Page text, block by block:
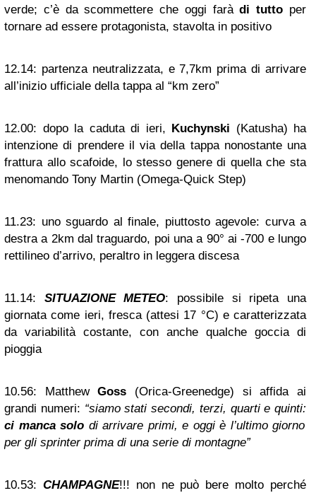
verde; c’è da scommettere che oggi faràdi tutto per
tornare ad essere protagonista, stavolta in positivo
12.14: partenza neutralizzata, e 7,7km prima di arrivare
all’inizio ufficiale della tappa al “km zero”
12.00: dopo la caduta di ieri, Kuchynski (Katusha) ha
intenzione di prendere il via della tappa nonostante una
frattura allo scafoide, lo stesso genere di quella che sta
menomando Tony Martin (Omega-Quick Step)
11.23: uno sguardo al finale, piuttosto agevole: curva a
destra a 2km dal traguardo, poi una a 90° ai -700 e lungo
rettilineo d’arrivo, peraltro in leggera discesa
11.14: SITUAZIONE METEO: possibile si ripeta una
giornata come ieri, fresca (attesi 17 °C) e caratterizzata
da variabilità costante, con anche qualche goccia di
pioggia
10.56: MatthewGoss (Orica-Greenedge) si affida ai
grandi numeri: “siamo stati secondi, terzi, quarti e quinti:
ci manca solo di arrivare primi, e oggi è l’ultimo giorno
per gli sprinter prima di una serie di montagne”
10.53: CHAMPAGNE!!! non ne può bere molto perché